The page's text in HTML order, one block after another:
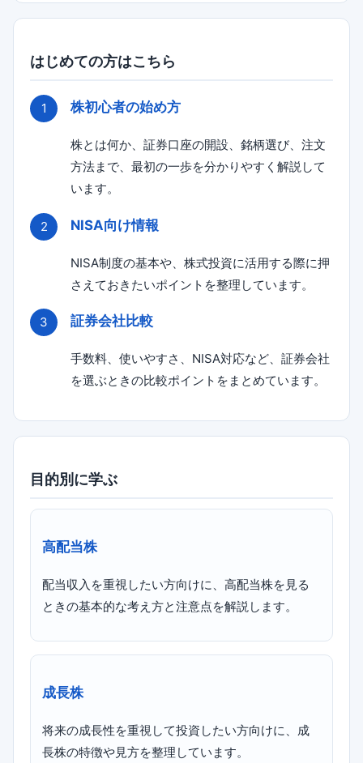
はじめての方はこちら
株初心者の始め方
株とは何か、証券口座の開設、銘柄選び、注文
方法まで、最初の一歩を分かりやすく解説して
います。
NISA向け情報
NISA制度の基本や、株式投資に活用する際に押
さえておきたいポイントを整理しています。
証券会社比較
手数料、使いやすさ、NISA対応など、証券会社
を選ぶときの比較ポイントをまとめています。
目的別に学ぶ
高配当株
配当収入を重視したい方向けに、高配当株を見る
ときの基本的な考え方と注意点を解説します。
成長株
将来の成長性を重視して投資したい方向けに、成
長株の特徴や見方を整理しています。